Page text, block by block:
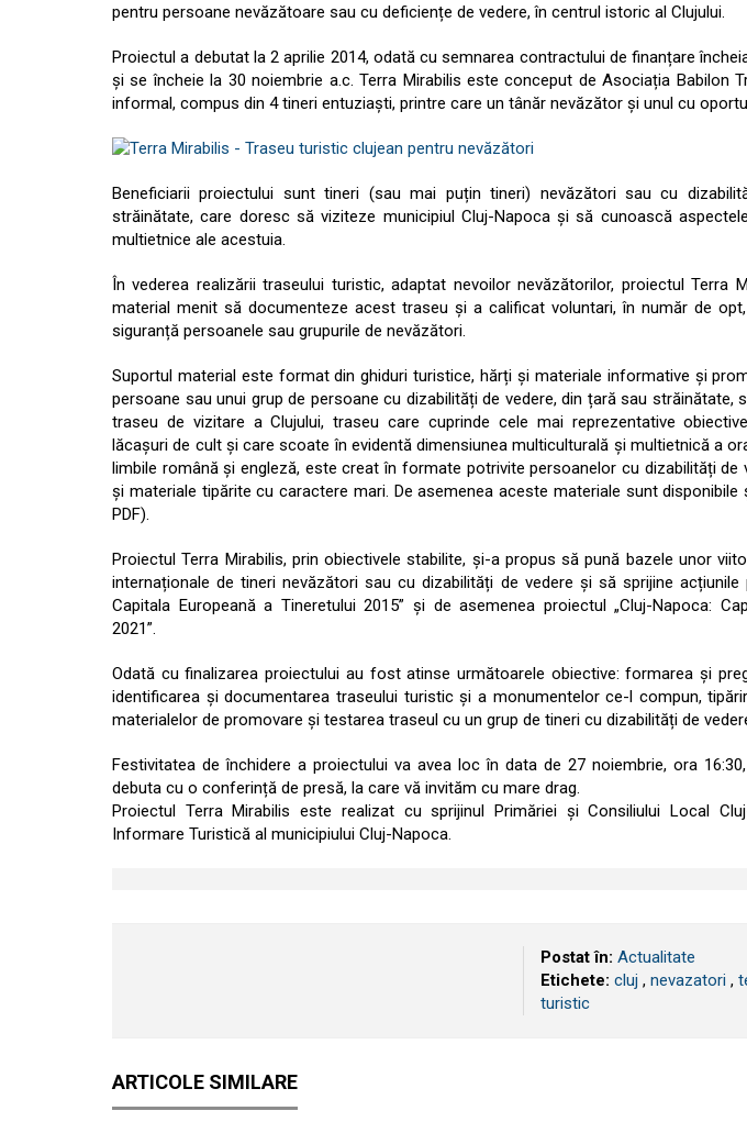
pentru persoane nevăzătoare sau cu deficiențe de vedere, în centrul istoric al Clujului.
Proiectul a debutat la 2 aprilie 2014, odată cu semnarea contractului de finanțare
și se încheie la 30 noiembrie a.c. Terra Mirabilis este conceput de Asociația Babilon
informal, compus din 4 tineri entuziaști, printre care un tânăr nevăzător și unul cu
Beneficiarii proiectului sunt tineri (sau mai puțin tineri) nevăzători sau cu
străinătate, care doresc să viziteze municipiul Cluj-Napoca și să cunoască
multietnice ale acestuia.
În vederea realizării traseului turistic, adaptat nevoilor nevăzătorilor, proiectul Terra
material menit să documenteze acest traseu și a calificat voluntari, în număr de
siguranță persoanele sau grupurile de nevăzători.
Suportul material este format din ghiduri turistice, hărți și materiale informative și
persoane sau unui grup de persoane cu dizabilități de vedere, din țară sau străinătate,
traseu de vizitare a Clujului, traseu care cuprinde cele mai reprezentative
lăcașuri de cult și care scoate în evidentă dimensiunea multiculturală și multietnică a
limbile română și engleză, este creat în formate potrivite persoanelor cu dizabilități de
și materiale tipărite cu caractere mari. De asemenea aceste materiale sunt
PDF).
Proiectul Terra Mirabilis, prin obiectivele stabilite, și-a propus să pună bazele unor
internaționale de tineri nevăzători sau cu dizabilități de vedere și să sprijine acțiunile
Capitala Europeană a Tineretului 2015” și de asemenea proiectul „Cluj-Napoca:
2021”.
Odată cu finalizarea proiectului au fost atinse următoarele obiective: formarea și
identificarea și documentarea traseului turistic și a monumentelor ce-l compun,
materialelor de promovare și testarea traseul cu un grup de tineri cu dizabilități de
Festivitatea de închidere a proiectului va avea loc în data de 27 noiembrie, ora
debuta cu o conferință de presă, la care vă invităm cu mare drag.
Proiectul Terra Mirabilis este realizat cu sprijinul Primăriei și Consiliului Local
Informare Turistică al municipiului Cluj-Napoca.
Postat în: Actualitate
Etichete: cluj , nevazatori ,
turistic
ARTICOLE SIMILARE